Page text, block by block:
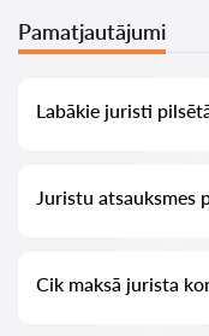
Pamatjautājumi
Labākie juristi
pilnīgu informāciju:
Juristu atsauksmes
juristiem, mēs
iespēju tās manipulēt.
Cik maksā jurista